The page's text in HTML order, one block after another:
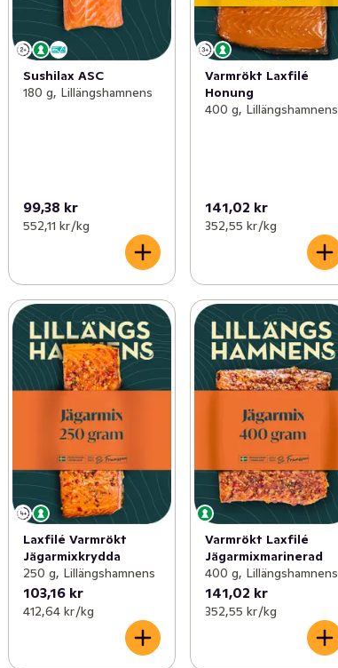
Sushilax ASC
180 g, Lillängshamnens
99,38 kr
552,11 kr /kg
Varmrökt Laxfilé
Honung
400 g, Lillängshamnens
141,02 kr
352,55 kr /kg
Laxfilé Varmrökt
Jägarmixkrydda
250 g, Lillängshamnens
103,16 kr
412,64 kr /kg
Varmrökt Laxfilé
Jägarmixmarinerad
400 g, Lillängshamnens
141,02 kr
352,55 kr /kg